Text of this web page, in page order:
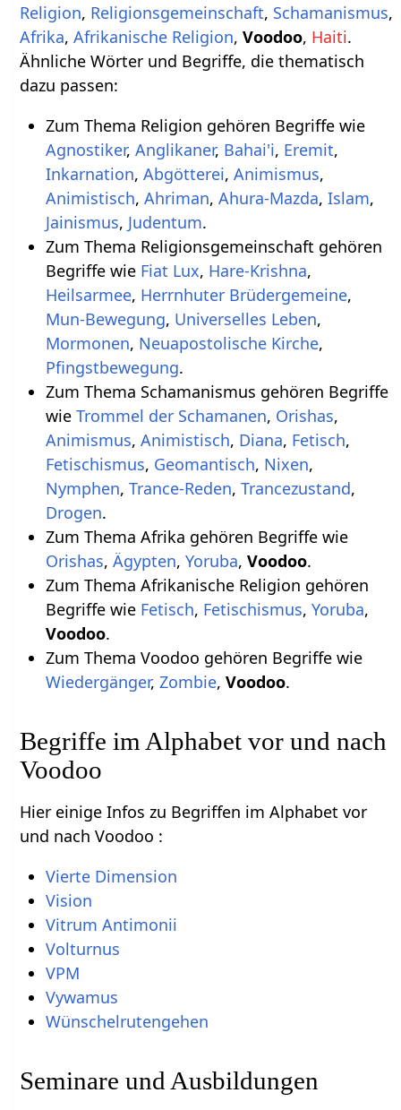
Religion, Religionsgemeinschaft, Schamanismus,
Afrika,Afrikanische Religion,Voodoo, Haiti.
Ähnliche Wörter und Begriffe, die thematisch
dazu passen:
Zum Thema Religion gehören Begriffe wie
Agnostiker, Anglikaner, Bahai'i, Eremit,
Inkarnation, Abgötterei, Animismus,
Animistisch, Ahriman, Ahura-Mazda, Islam,
Jainismus, Judentum.
Zum Thema Religionsgemeinschaft gehören
Begriffe wie Fiat Lux, Hare-Krishna,
Heilsarmee, Herrnhuter Brüdergemeine,
Mun-Bewegung, Universelles Leben,
Mormonen, Neuapostolische Kirche,
Pfingstbewegung.
Zum Thema Schamanismus gehören Begriffe
wie Trommel der Schamanen, Orishas,
Animismus, Animistisch, Diana, Fetisch,
Fetischismus, Geomantisch, Nixen,
Nymphen, Trance-Reden, Trancezustand,
Drogen.
Zum Thema Afrika gehören Begriffe wie
Orishas, Ägypten, Yoruba, Voodoo.
Zum Thema Afrikanische Religion gehören
Begriffe wie Fetisch, Fetischismus, Yoruba,
Voodoo.
Zum Thema Voodoo gehören Begriffe wie
Wiedergänger, Zombie, Voodoo.
Begriffe im Alphabet vor und nach
Voodoo
Hier einige Infos zu Begriffen im Alphabet vor
und nach Voodoo :
Vierte Dimension
Vision
Vitrum Antimonii
Volturnus
VPM
Vywamus
Wünschelrutengehen
Seminare und Ausbildungen